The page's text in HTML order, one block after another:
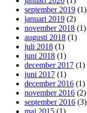
september 2019 (1)
januari 2019 (2)
november 2018 (1)
augusti 2018 (1)
juli 2018 (1)
juni 2018 (1)
december 2017 (1)
juni 2017 (1)
december 2016 (1)
november 2016 (2)
september 2016 (3)
maj 2015 (1)